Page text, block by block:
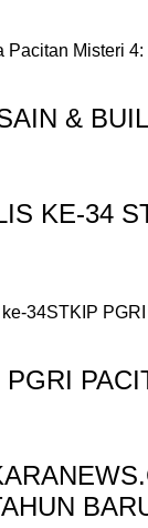
Pacitan Misteri
&
KE-34
34STKIP PGRI